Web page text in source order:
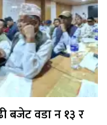
बजेट वडा न १३ र